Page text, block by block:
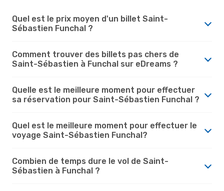
Quel est le prix moyen d'un billet Saint-
Sébastien Funchal ?
Comment trouver des billets pas chers de
Saint-Sébastien à Funchal sur eDreams ?
Quelle est le meilleure moment pour effectuer
sa réservation pour Saint-Sébastien Funchal ?
Quel est le meilleure moment pour effectuer le
voyage Saint-Sébastien Funchal?
Combien de temps dure le vol de Saint-
Sébastien à Funchal ?